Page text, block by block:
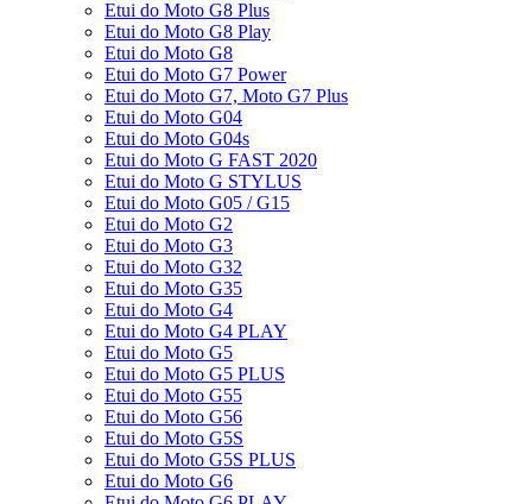
Etui do Moto G8 Plus
Etui do Moto G8 Play
Etui do Moto G8
Etui do Moto G7 Power
Etui do Moto G7, Moto G7 Plus
Etui do Moto G04
Etui do Moto G04s
Etui do Moto G FAST 2020
Etui do Moto G STYLUS
Etui do Moto G05 / G15
Etui do Moto G2
Etui do Moto G3
Etui do Moto G32
Etui do Moto G35
Etui do Moto G4
Etui do Moto G4 PLAY
Etui do Moto G5
Etui do Moto G5 PLUS
Etui do Moto G55
Etui do Moto G56
Etui do Moto G5S
Etui do Moto G5S PLUS
Etui do Moto G6